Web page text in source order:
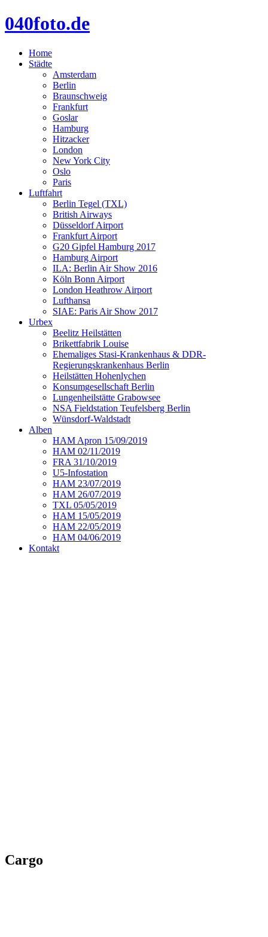
040foto.de
Home
Städte
Amsterdam
Berlin
Braunschweig
Frankfurt
Goslar
Hamburg
Hitzacker
London
New York City
Oslo
Paris
Luftfahrt
Berlin Tegel (TXL)
British Airways
Düsseldorf Airport
Frankfurt Airport
G20 Gipfel Hamburg 2017
Hamburg Airport
ILA: Berlin Air Show 2016
Köln Bonn Airport
London Heathrow Airport
Lufthansa
SIAE: Paris Air Show 2017
Urbex
Beelitz Heilstätten
Brikettfabrik Louise
Ehemaliges Stasi-Krankenhaus & DDR-
Regierungskrankenhaus Berlin
Heilstätten Hohenlychen
Konsumgesellschaft Berlin
Lungenheilstätte Grabowsee
NSA Fieldstation Teufelsberg Berlin
Wünsdorf-Waldstadt
Alben
HAM Apron 15/09/2019
HAM 02/11/2019
FRA 31/10/2019
U5-Infostation
HAM 23/07/2019
HAM 26/07/2019
TXL 05/05/2019
HAM 15/05/2019
HAM 22/05/2019
HAM 04/06/2019
Kontakt
Cargo